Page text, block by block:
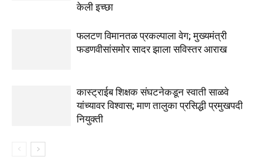
केली इच्छा
फलटण विमानतळ प्रकल्पाला वेग; मुख्यमंत्री
फडणवीसांसमोर सादर झाला सविस्तर आराख
कास्ट्राईब शिक्षक संघटनेकडून स्वाती साळवे
यांच्यावर विश्वास; माण तालुका प्रसिद्धी प्रमुखपदी
नियुक्ती